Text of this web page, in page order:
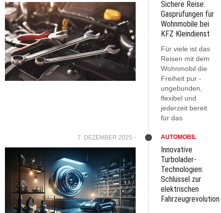
Sichere Reise:
Gasprüfungen für
Wohnmobile bei
KFZ Kleindienst
Für viele ist das
Reisen mit dem
Wohnmobil die
Freiheit pur -
ungebunden,
flexibel und
jederzeit bereit
für das
7. DEZEMBER 2025 - AUTOMOBIL
Innovative
Turbolader-
Technologien:
Schlüssel zur
elektrischen
Fahrzeugrevolution